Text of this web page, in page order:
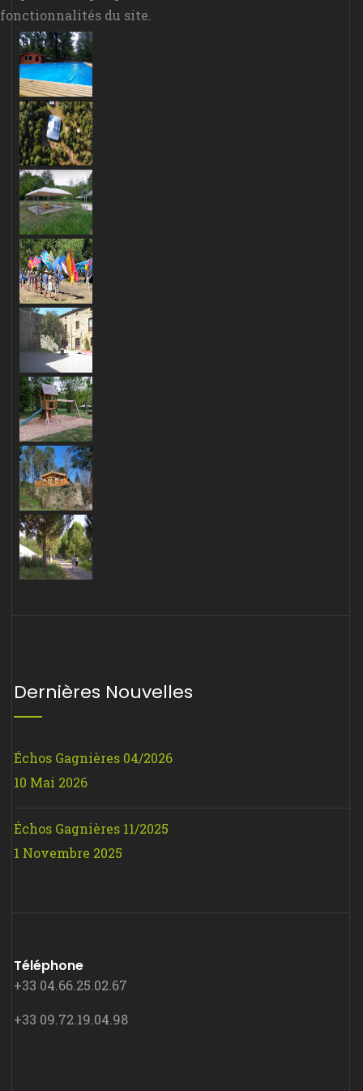
Dernières Nouvelles
Échos Gagnières 04/2026
10 Mai 2026
Échos Gagnières 11/2025
1 Novembre 2025
Téléphone
+33 04.66.25.02.67
+33 09.72.19.04.98
fonctionnalités du site.
J'accepte